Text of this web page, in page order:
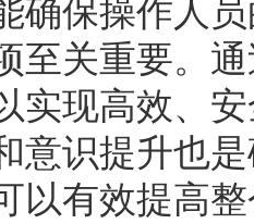
确保操作人
至关重要。
实现高效、
意识提升也
以有效提高